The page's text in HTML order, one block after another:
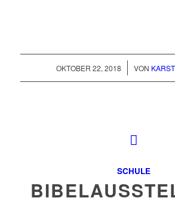
OKTOBER 22, 2018
/ VON
SCHULE